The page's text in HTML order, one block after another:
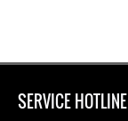
SERVICE HOTLINE